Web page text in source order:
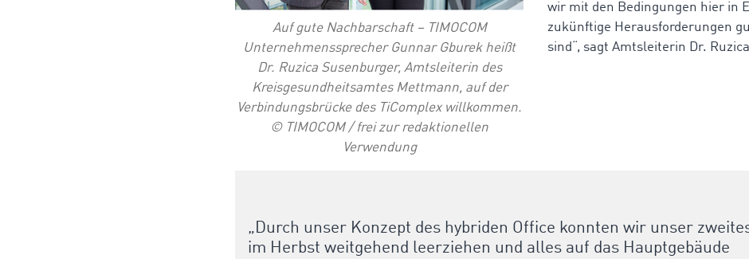
Auf gute Nachbarschaft – TIMOCOM
Unternehmenssprecher Gunnar Gburek heißt
Dr. Ruzica Susenburger, Amtsleiterin des
Kreisgesundheitsamtes Mettmann, auf der
Verbindungsbrücke des TiComplex willkommen.
© TIMOCOM / frei zur redaktionellen
Verwendung
wir mit den Bedingungen hier in
zukünftige Herausforderungen
sind“, sagt Amtsleiterin Dr.
„Durch unser Konzept des hybriden Office konnten wir unser
im Herbst weitgehend leerziehen und alles auf das Hauptgebäude